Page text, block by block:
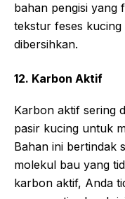
bahan pengisi yang
tekstur feses kucing
dibersihkan.
12. Karbon Aktif
Karbon aktif sering
pasir kucing untuk
Bahan ini bertindak
molekul bau yang
karbon aktif, Anda